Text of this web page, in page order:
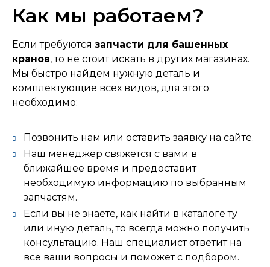
Как мы работаем?
Если требуются запчасти для башенных
кранов, то не стоит искать в других магазинах.
Мы быстро найдем нужную деталь и
комплектующие всех видов, для этого
необходимо:
Позвонить нам или оставить заявку на сайте.
Наш менеджер свяжется с вами в
ближайшее время и предоставит
необходимую информацию по выбранным
запчастям.
Если вы не знаете, как найти в каталоге ту
или иную деталь, то всегда можно получить
консультацию. Наш специалист ответит на
все ваши вопросы и поможет с подбором.